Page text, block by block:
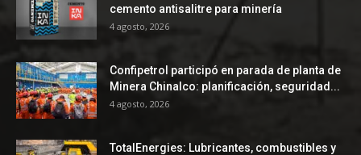
cemento antisalitre para minería
4 agosto, 2026
Confipetrol participó en parada de planta de
Minera Chinalco: planificación, seguridad...
4 agosto, 2026
TotalEnergies: Lubricantes, combustibles y